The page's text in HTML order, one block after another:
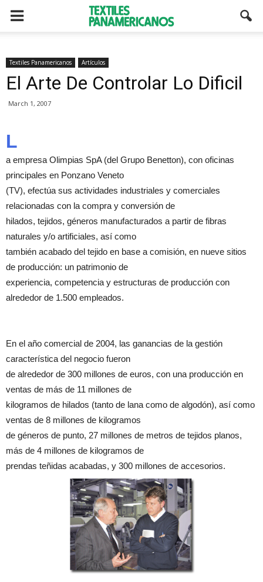
Textiles Panamericanos Artículos
El Arte De Controlar Lo Dificil
March 1, 2007
L
a empresa Olimpias SpA (del Grupo Benetton), con oficinas
principales en Ponzano Veneto
(TV), efectúa sus actividades industriales y comerciales
relacionadas con la compra y conversión de
hilados, tejidos, géneros manufacturados a partir de fibras
naturales y/o artificiales, así como
también acabado del tejido en base a comisión, en nueve sitios
de producción: un patrimonio de
experiencia, competencia y estructuras de producción con
alrededor de 1.500 empleados.
En el año comercial de 2004, las ganancias de la gestión
característica del negocio fueron
de alrededor de 300 millones de euros, con una producción en
ventas de más de 11 millones de
kilogramos de hilados (tanto de lana como de algodón), así como
ventas de 8 millones de kilogramos
de géneros de punto, 27 millones de metros de tejidos planos,
más de 4 millones de kilogramos de
prendas teñidas acabadas, y 300 millones de accesorios.